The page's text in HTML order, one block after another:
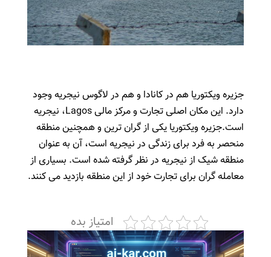
جزیره ویکتوریا هم در کانادا و هم در لاگوس نیجریه وجود
دارد. این مکان اصلی تجارت و مرکز مالی Lagos، نیجریه
است.جزیره ویکتوریا یکی از گران ترین و همچنین منطقه
منحصر به فرد برای زندگی در نیجریه است، آن به عنوان
منطقه شیک از نیجریه در نظر گرفته شده است. بسیاری از
معامله گران برای تجارت خود از این منطقه بازدید می کنند.
امتیاز بده